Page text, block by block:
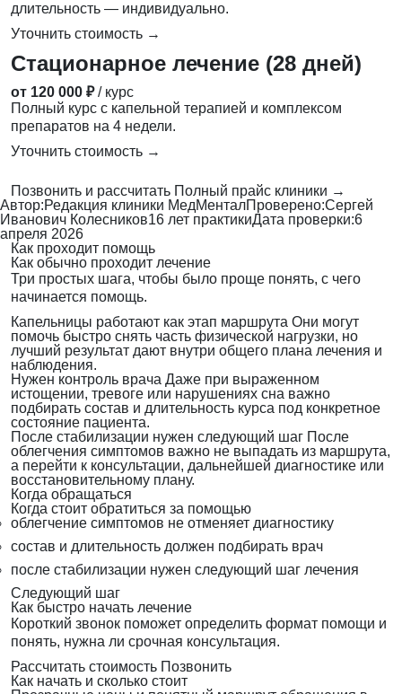
длительность — индивидуально.
Уточнить стоимость →
Стационарное лечение (28 дней)
от 120 000 ₽ / курс
Полный курс с капельной терапией и комплексом
препаратов на 4 недели.
Уточнить стоимость →
Позвонить и рассчитать Полный прайс клиники →
Автор:Редакция клиники МедМенталПроверено:Сергей
Иванович Колесников16 лет практикиДата проверки:6
апреля 2026
Как проходит помощь
Как обычно проходит лечение
Три простых шага, чтобы было проще понять, с чего
начинается помощь.
Капельницы работают как этап маршрута Они могут
помочь быстро снять часть физической нагрузки, но
лучший результат дают внутри общего плана лечения и
наблюдения.
Нужен контроль врача Даже при выраженном
истощении, тревоге или нарушениях сна важно
подбирать состав и длительность курса под конкретное
состояние пациента.
После стабилизации нужен следующий шаг После
облегчения симптомов важно не выпадать из маршрута,
а перейти к консультации, дальнейшей диагностике или
восстановительному плану.
Когда обращаться
Когда стоит обратиться за помощью
облегчение симптомов не отменяет диагностику
состав и длительность должен подбирать врач
после стабилизации нужен следующий шаг лечения
Следующий шаг
Как быстро начать лечение
Короткий звонок поможет определить формат помощи и
понять, нужна ли срочная консультация.
Рассчитать стоимость Позвонить
Как начать и сколько стоит